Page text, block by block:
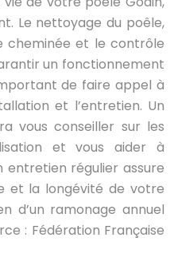
Le nettoyage du poêle,
cheminée et le contrôle
un fonctionnement
de faire appel à
et l’entretien. Un
vous conseiller sur les
et vous aider à
régulier assure
et la longévité de votre
d’un ramonage annuel
: Fédération Française